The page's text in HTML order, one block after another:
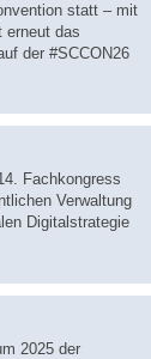
statt – mit
erneut das
der #SCCON26
Fachkongress
Verwaltung
Digitalstrategie
2025 der